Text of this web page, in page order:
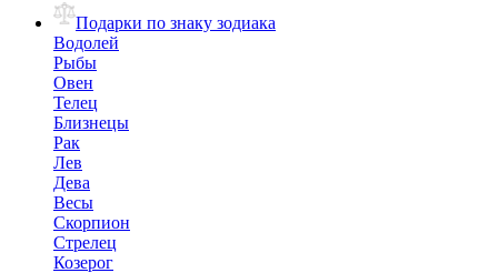
Подарки по знаку зодиака
Водолей
Рыбы
Овен
Телец
Близнецы
Рак
Лев
Дева
Весы
Скорпион
Стрелец
Козерог